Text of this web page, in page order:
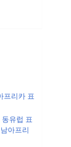
프리카 표
동유럽 표
남아프리